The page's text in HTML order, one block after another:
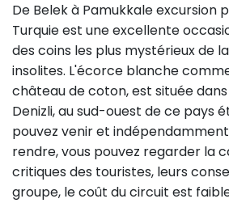
De Belek à Pamukkale excursion
Turquie est une excellente
des coins les plus mystérieux de
insolites. L'écorce blanche
château de coton, est située
Denizli, au sud-ouest de ce pays
pouvez venir et
rendre, vous pouvez regarder la
critiques des touristes, leurs
groupe, le coût du circuit est